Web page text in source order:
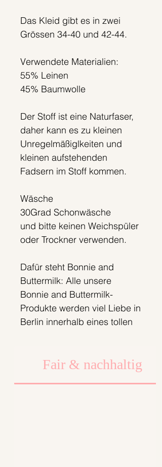
Das Kleid gibt es in zwei
Grössen 34-40 und 42-44.
Verwendete Materialien:
55% Leinen
45% Baumwolle
Der Stoff ist eine Naturfaser,
daher kann es zu kleinen
Unregelmäßiglkeiten und
kleinen aufstehenden
Fadsern im Stoff kommen.
Wäsche
30Grad Schonwäsche
und bitte keinen Weichspüler
oder Trockner verwenden.
Dafür steht Bonnie and
Buttermilk: Alle unsere
Bonnie and Buttermilk-
Produkte werden viel Liebe in
Berlin innerhalb eines tollen
großer Sorgfalt verpackt und
Fair & nachhaltig